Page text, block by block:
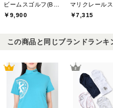
ビームスゴルフ(BEAMS GOLF)
￥9,900
￥7,315
この商品と同じブランドランキ